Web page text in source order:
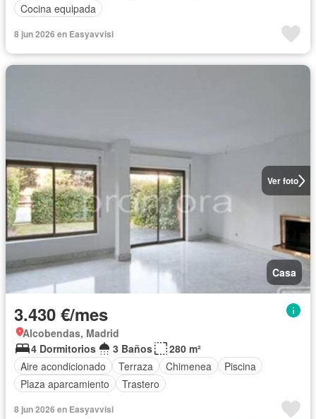
Cocina equipada
8 jun 2026 en Easyavvisi
Ver foto
Casa
3.430 €/mes
Alcobendas, Madrid
4 Dormitorios
3 Baños
280 m²
Aire acondicionado
Terraza Chimenea
Piscina
Plaza aparcamiento
Trastero
8 jun 2026 en Easyavvisi